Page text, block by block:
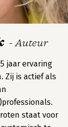
- Auteur
jaar ervaring
Zij is actief als
staat voor